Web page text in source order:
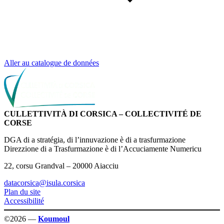
Aller au catalogue de données
CULLETTIVITÀ DI CORSICA – COLLECTIVITÉ DE
CORSE
DGA di a stratégia, di l’innuvazione è di a trasfurmazione
Direzzione di a Trasfurmazione è di l’Accuciamente Numericu
22, corsu Grandval – 20000 Aiacciu
datacorsica@isula.corsica
Plan du site
Accessibilité
©2026 — Koumoul